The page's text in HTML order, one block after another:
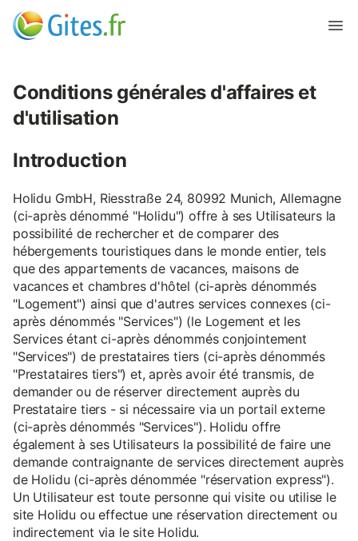
Conditions générales d'affaires et
d'utilisation
Introduction
Holidu GmbH, Riesstraße 24, 80992 Munich, Allemagne
(ci-après dénommé "Holidu") offre à ses Utilisateurs la
possibilité de rechercher et de comparer des
hébergements touristiques dans le monde entier, tels
que des appartements de vacances, maisons de
vacances et chambres d'hôtel (ci-après dénommés
"Logement") ainsi que d'autres services connexes (ci-
après dénommés "Services") (le Logement et les
Services étant ci-après dénommés conjointement
"Services") de prestataires tiers (ci-après dénommés
"Prestataires tiers") et, après avoir été transmis, de
demander ou de réserver directement auprès du
Prestataire tiers - si nécessaire via un portail externe
(ci-après dénommés "Services"). Holidu offre
également à ses Utilisateurs la possibilité de faire une
demande contraignante de services directement auprès
de Holidu (ci-après dénommée "réservation express").
Un Utilisateur est toute personne qui visite ou utilise le
site Holidu ou effectue une réservation directement ou
indirectement via le site Holidu.